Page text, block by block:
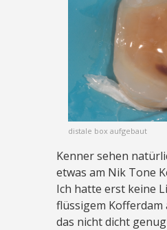
distale box aufgebaut
Kenner sehen
etwas am Nik Tone
Ich hatte erst keine
flüssigem Kofferdam
das nicht dicht